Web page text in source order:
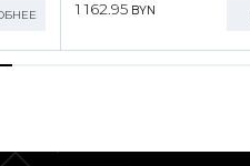
1 162.95 BYN